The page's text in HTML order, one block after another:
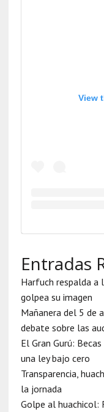
View
Entradas
Harfuch respalda a
golpea su imagen
Mañanera del 5 de
debate sobre las
El Gran Gurú:
una ley bajo cero
Transparencia,
la jornada
Golpe al huachicol: